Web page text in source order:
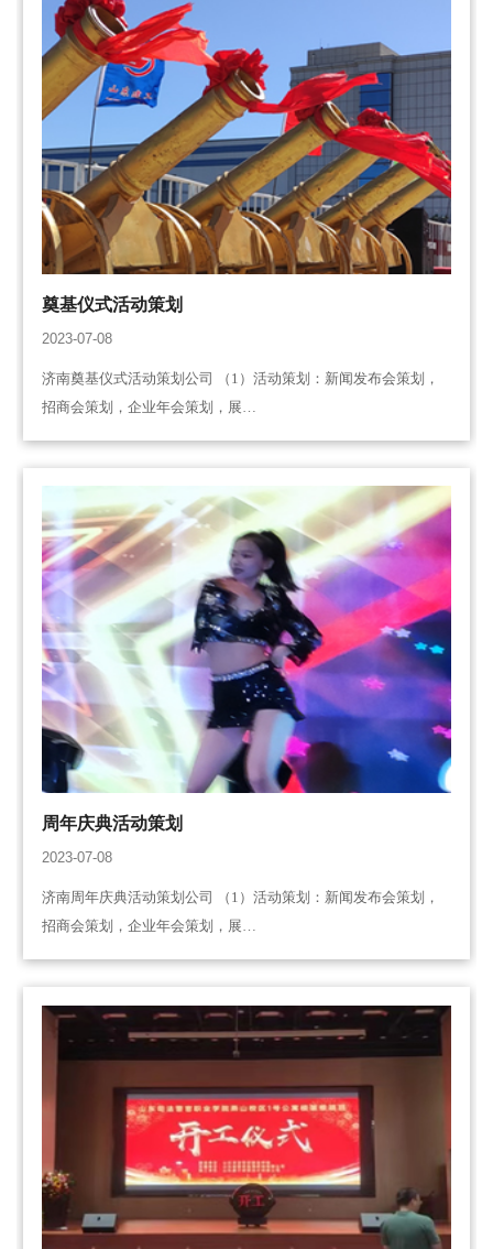
奠基仪式活动策划
2023-07-08
济南奠基仪式活动策划公司 （1）活动策划：新闻发布会策划，
招商会策划，企业年会策划，展…
周年庆典活动策划
2023-07-08
济南周年庆典活动策划公司 （1）活动策划：新闻发布会策划，
招商会策划，企业年会策划，展…